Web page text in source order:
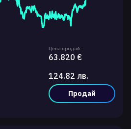
Цена продай:
63.820 €
124.82 лв.
Продай